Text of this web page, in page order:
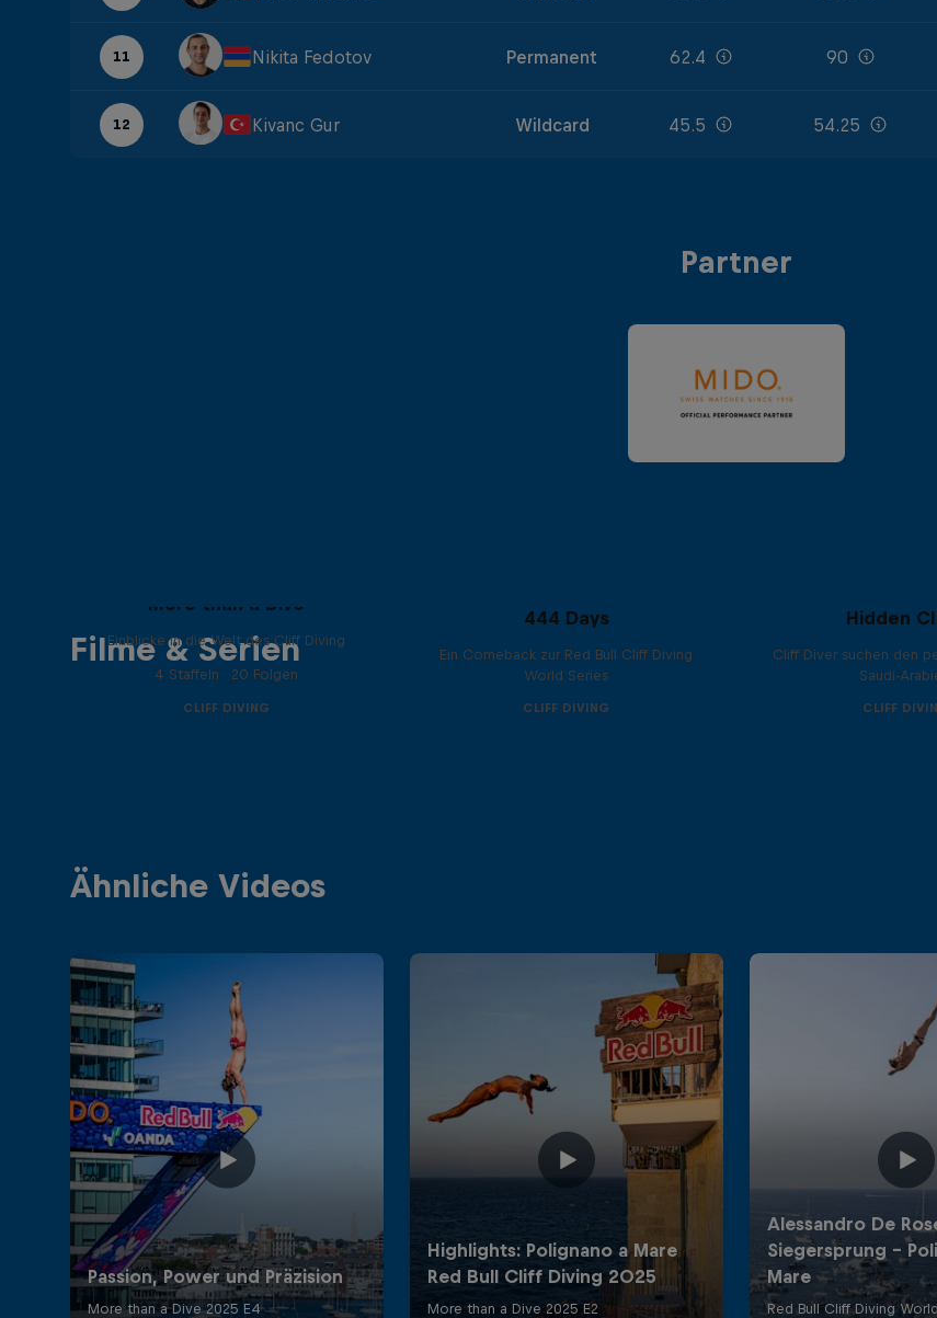
11 Nikita Fedotov Permanent 62.4 90
12 Kivanc Gur Wildcard 45.5 54.25
Partner
Filme & Serien
More than a Dive
Einblicke in die Welt des Cliff Diving
4 Staffeln · 20 Folgen
CLIFF DIVING
444 Days
Ein Comeback zur Red Bull Cliff Diving
World Series
CLIFF DIVING
Hidden
Cliff Diver suchen den
Saudi-
CLIFF
Ähnliche Videos